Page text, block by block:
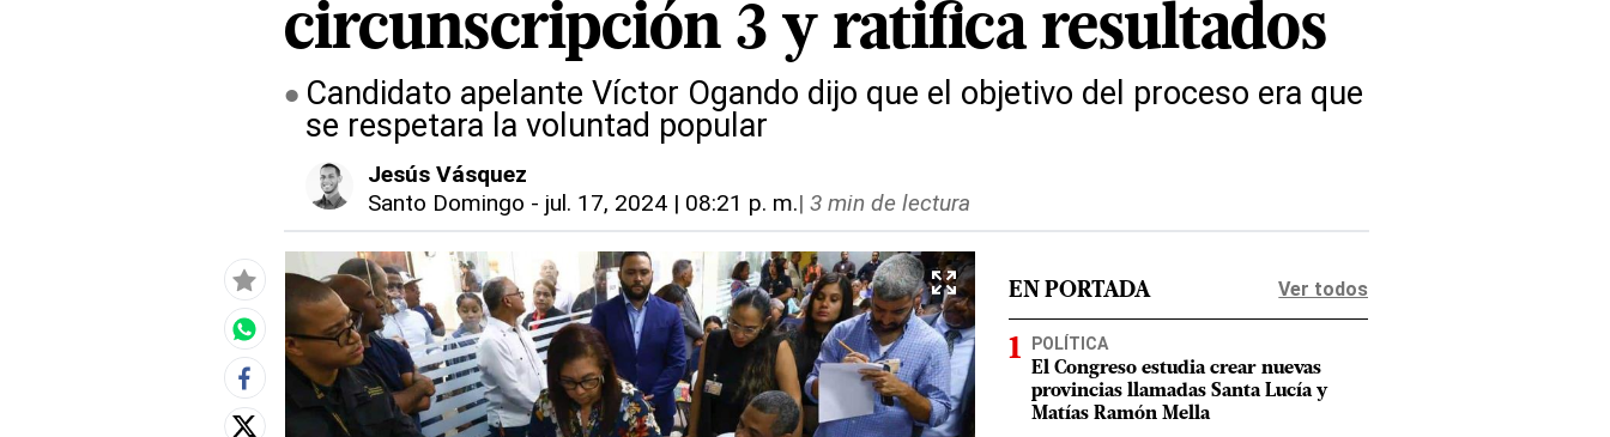
circunscripción 3 y ratifica resultados
Candidato apelante Víctor Ogando dijo que el objetivo del proceso era que
se respetara la voluntad popular
Jesús Vásquez
Santo Domingo - jul. 17, 2024 | 08:21 p. m.| 3 min de lectura
EN PORTADA Ver todos
POLÍTICA
El Congreso estudia crear nuevas
provincias llamadas Santa Lucía y
Matías Ramón Mella